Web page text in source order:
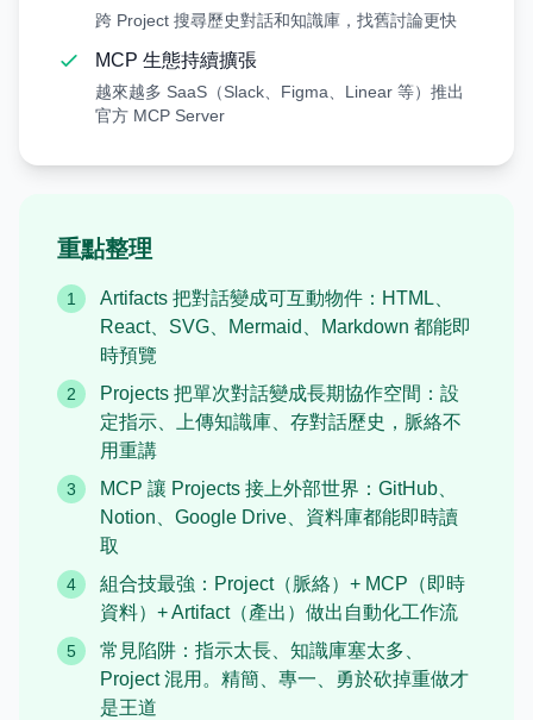
跨 Project 搜尋歷史對話和知識庫，找舊討論更快
MCP 生態持續擴張
越來越多 SaaS（Slack、Figma、Linear 等）推出
官方 MCP Server
重點整理
1
Artifacts 把對話變成可互動物件：HTML、
React、SVG、Mermaid、Markdown 都能即
時預覽
2
Projects 把單次對話變成長期協作空間：設
定指示、上傳知識庫、存對話歷史，脈絡不
用重講
3
MCP 讓 Projects 接上外部世界：GitHub、
Notion、Google Drive、資料庫都能即時讀
取
4
組合技最強：Project（脈絡）+ MCP（即時
資料）+ Artifact（產出）做出自動化工作流
5
常見陷阱：指示太長、知識庫塞太多、
Project 混用。精簡、專一、勇於砍掉重做才
是王道